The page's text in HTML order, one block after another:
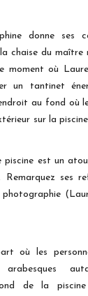
donne ses
chaise du maître
moment où
un tantinet
au fond où
sur la
piscine est un
Remarquez ses
où les
de la